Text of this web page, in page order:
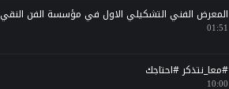
المعرض الفني التشكيلي الاول في مؤسسة الفن النقي
01:51
#معا_نتذكر #احتاجك
10:00